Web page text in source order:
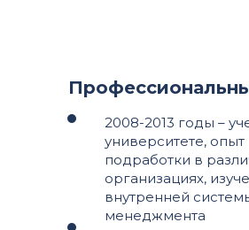
2008-2013 годы –
университете, опыт
подработки в
организациях,
внутренней
менеджмента